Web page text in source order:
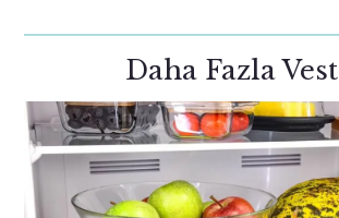
Daha Fazla